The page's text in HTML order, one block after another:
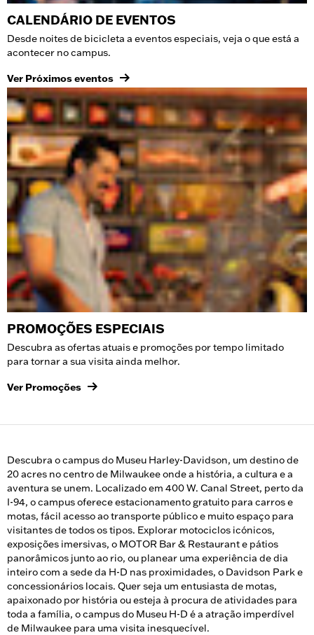
CALENDÁRIO DE EVENTOS
Desde noites de bicicleta a eventos especiais, veja o que está a
acontecer no campus.
Ver Próximos eventos
PROMOÇÕES ESPECIAIS
Descubra as ofertas atuais e promoções por tempo limitado
para tornar a sua visita ainda melhor.
Ver Promoções
Descubra o campus do Museu Harley-Davidson, um destino de
20 acres no centro de Milwaukee onde a história, a cultura e a
aventura se unem. Localizado em 400 W. Canal Street, perto da
I-94, o campus oferece estacionamento gratuito para carros e
motas, fácil acesso ao transporte público e muito espaço para
visitantes de todos os tipos. Explorar motociclos icónicos,
exposições imersivas, o MOTOR Bar & Restaurant e pátios
panorâmicos junto ao rio, ou planear uma experiência de dia
inteiro com a sede da H-D nas proximidades, o Davidson Park e
concessionários locais. Quer seja um entusiasta de motas,
apaixonado por história ou esteja à procura de atividades para
toda a família, o campus do Museu H-D é a atração imperdível
de Milwaukee para uma visita inesquecível.